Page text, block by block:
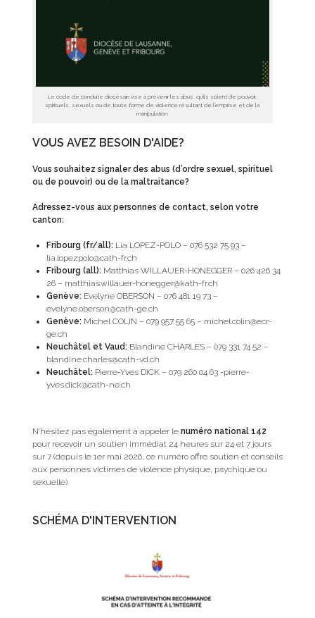
Le code de conduite diocésain vise à prévenir les abus, qu'ils soient de pouvoir,
spirituels, sexuels ou de toute forme de violence résultant de l’emprise et de la
manipulation.
VOUS AVEZ BESOIN D'AIDE?
Vous souhaitez signaler des abus (d’ordre sexuel, spirituel
ou de pouvoir) ou de la maltraitance?
Adressez-vous aux personnes de contact, selon votre
canton:
Fribourg (fr/all): Lia LOPEZ-POLO – 076 532 75 93 –
lia.lopezpolo@cath-fr.ch
Fribourg (all): Matthias WILLAUER-HONEGGER – 026 426 34
26 – matthias.willauer-honegger@kath-fr.ch
Genève: Evelyne OBERSON – 076 481 19 73 –
evelyne.oberson@cath-ge.ch
Genève: Michel COLIN – 079 957 55 65 – michel.colin@ecr-
ge.ch
Neuchâtel et Vaud: Blandine CHARLES – 079 331 74 52 –
blandine.charles@cath-vd.ch
Neuchâtel: Pierre-Yves DICK – 079 260 04 63 -pierre-
yves.dick@cath-ne.ch
N’hésitez pas également à appeler le numéro national 142
pour recevoir un soutien immédiat 24 heures sur 24 et 7 jours
sur 7 (depuis le 1er mai 2026, ce numéro offre soutien et conseils
aux personnes victimes de violence physique, psychique ou
sexuelle).
SCHÉMA D'INTERVENTION